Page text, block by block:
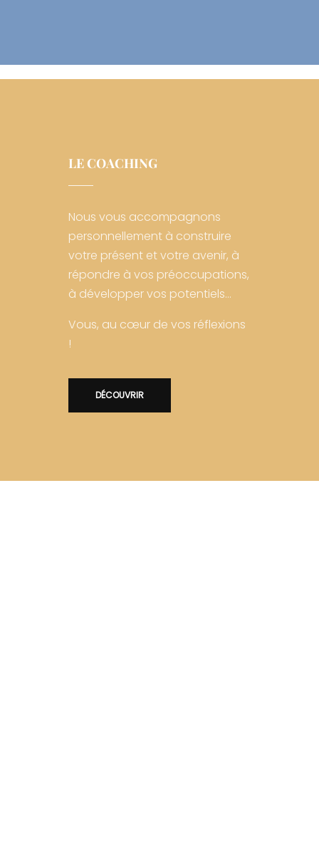
LE COACHING
Nous vous accompagnons
personnellement à construire
votre présent et votre avenir, à
répondre à vos préoccupations,
à développer vos potentiels…
Vous, au cœur de vos réflexions
!
DÉCOUVRIR